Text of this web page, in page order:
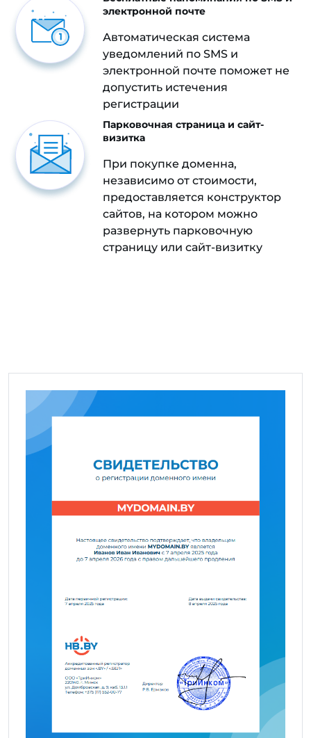
электронной почте
Автоматическая система
уведомлений по SMS и
электронной почте поможет не
допустить истечения
регистрации
Парковочная страница и сайт-
визитка
При покупке доменна,
независимо от стоимости,
предоставляется конструктор
сайтов, на котором можно
развернуть парковочную
страницу или сайт-визитку